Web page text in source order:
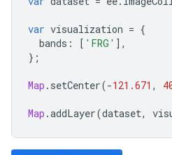
var visualization = {
bands : [ 'FRG' ],
};
Map . setCenter(-121.671 ,
Map .addLayer(dataset,